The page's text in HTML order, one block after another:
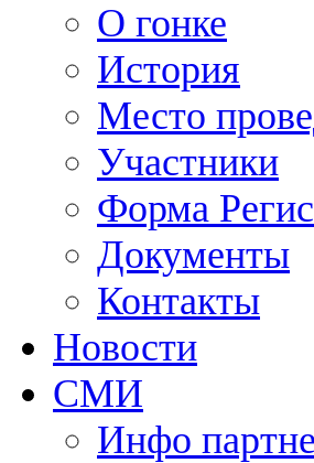
О гонке
История
Место
Участники
Форма
Документы
Контакты
Новости
СМИ
Инфо